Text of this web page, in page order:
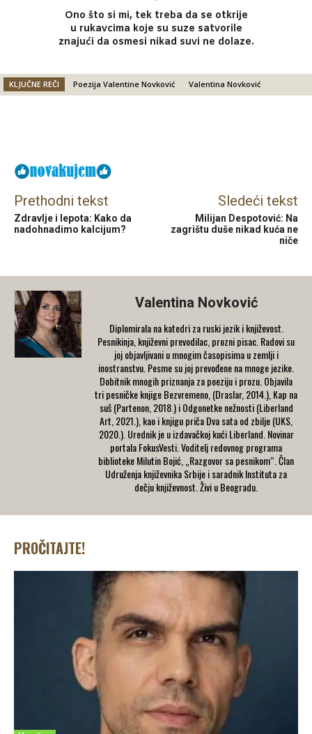
*
Ono što si mi, tek treba da se otkrije
u rukavcima koje su suze satvorile
znajući da osmesi nikad suvi ne dolaze.
KLJUČNE REČI Poezija Valentine Novković Valentina Novković
Prethodni tekst
Zdravlje i lepota: Kako da
nadohnadimo kalcijum?
Sledeći tekst
Milijan Despotović: Na
zagrištu duše nikad kuća ne
niče
Valentina Novković
Diplomirala na katedri za ruski jezik i književost.
Pesnikinja, književni prevodilac, prozni pisac. Radovi su
joj objavljivani u mnogim časopisima u zemlji i
inostranstvu. Pesme su joj prevođene na mnoge jezike.
Dobitnik mnogih priznanja za poeziju i prozu. Objavila
tri pesničke knjige Bezvremeno, (Draslar, 2014.), Kap na
suš (Partenon, 2018.) i Odgonetke nežnosti (Liberland
Art, 2021.), kao i knjigu priča Dva sata od zbilje (UKS,
2020.). Urednik je u izdavačkoj kući Liberland. Novinar
portala FokusVesti. Voditelj redovnog programa
biblioteke Milutin Bojić, „Razgovor sa pesnikom“. Član
Udruženja književnika Srbije i saradnik Instituta za
dečju književnost. Živi u Beogradu.
PROČITAJTE!